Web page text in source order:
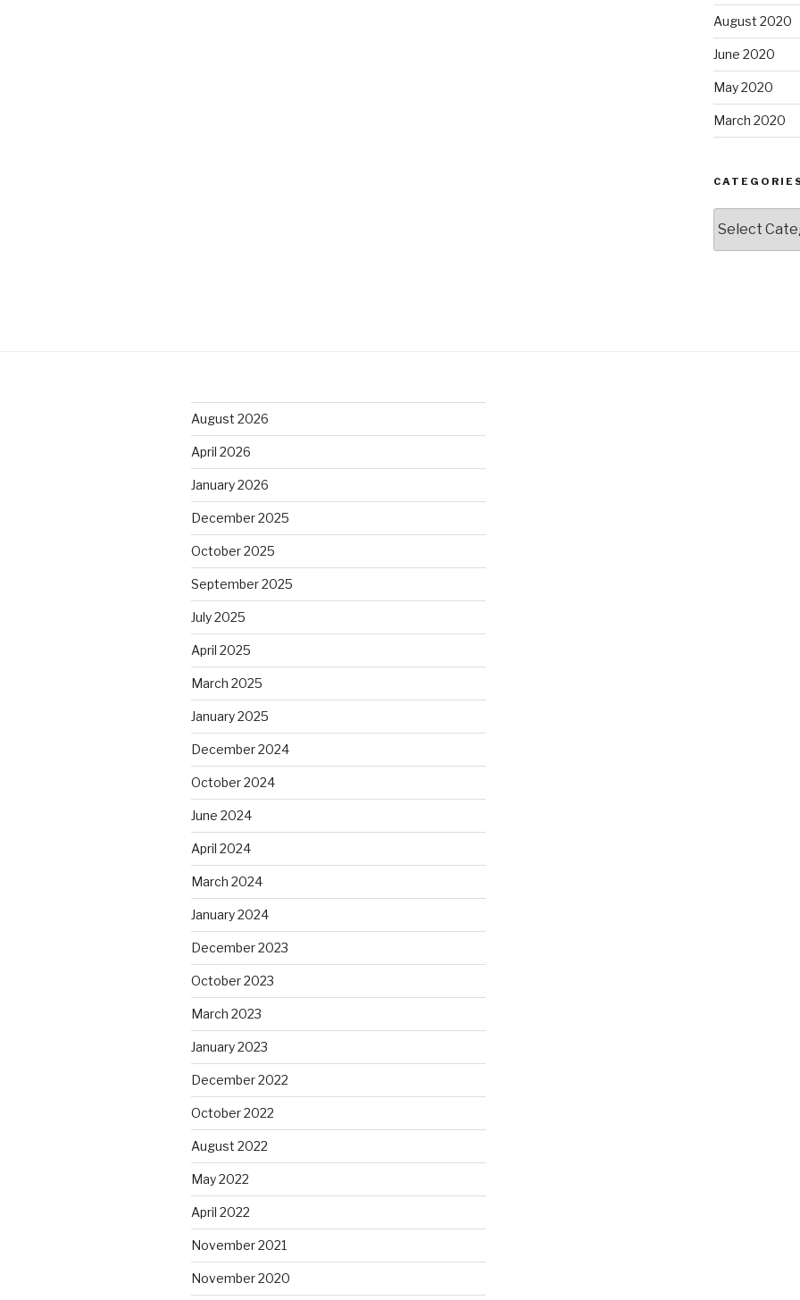
August 2020
June 2020
May 2020
March 2020
August 2026
April 2026
January 2026
December 2025
October 2025
September 2025
July 2025
April 2025
March 2025
January 2025
December 2024
October 2024
June 2024
April 2024
March 2024
January 2024
December 2023
October 2023
March 2023
January 2023
December 2022
October 2022
August 2022
May 2022
April 2022
November 2021
November 2020